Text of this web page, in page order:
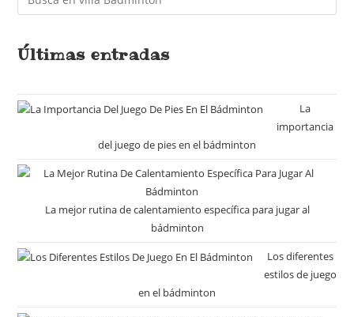
Últimas entradas
La
importancia
del juego de pies en el bádminton
La mejor rutina de calentamiento específica para jugar al
bádminton
Los diferentes
estilos de juego
en el bádminton